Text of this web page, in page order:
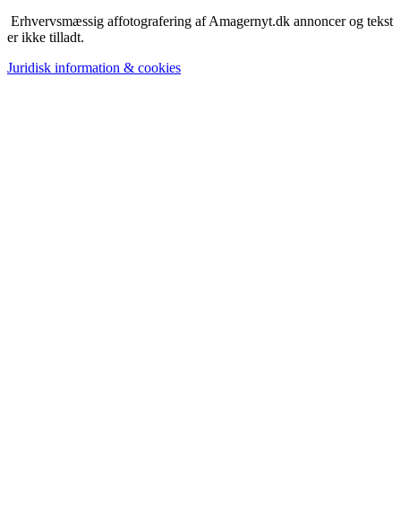
Erhvervsmæssig affotografering af Amagernyt.dk annoncer og tekst
er ikke tilladt.
Juridisk information & cookies